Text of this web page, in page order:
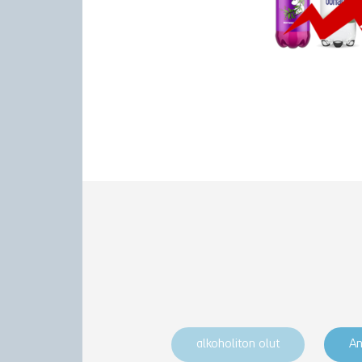
alkoholiton olut